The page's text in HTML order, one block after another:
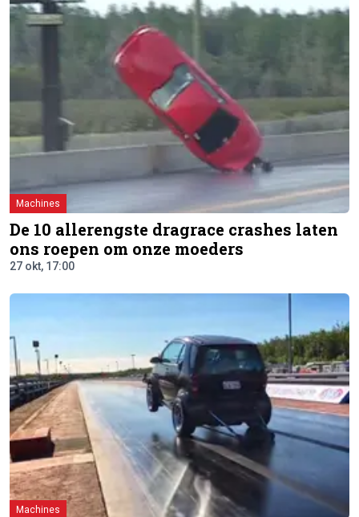
Machines
De 10 allerengste dragrace crashes laten
ons roepen om onze moeders
27 okt, 17:00
Machines